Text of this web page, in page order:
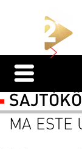
MA ESTE